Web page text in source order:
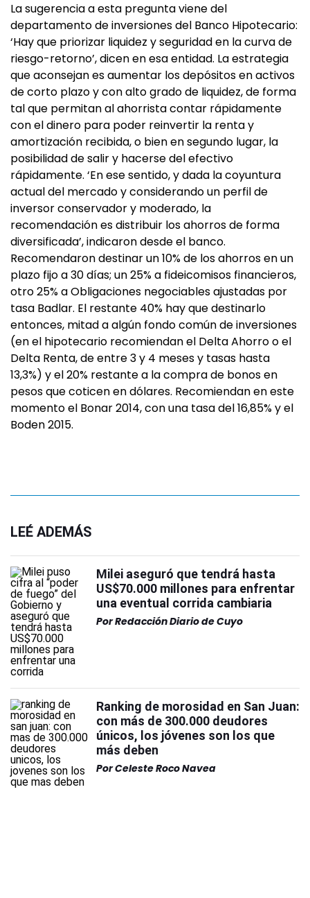
La sugerencia a esta pregunta viene del
departamento de inversiones del Banco Hipotecario:
‘Hay que priorizar liquidez y seguridad en la curva de
riesgo-retorno’, dicen en esa entidad. La estrategia
que aconsejan es aumentar los depósitos en activos
de corto plazo y con alto grado de liquidez, de forma
tal que permitan al ahorrista contar rápidamente
con el dinero para poder reinvertir la renta y
amortización recibida, o bien en segundo lugar, la
posibilidad de salir y hacerse del efectivo
rápidamente. ‘En ese sentido, y dada la coyuntura
actual del mercado y considerando un perfil de
inversor conservador y moderado, la
recomendación es distribuir los ahorros de forma
diversificada’, indicaron desde el banco.
Recomendaron destinar un 10% de los ahorros en un
plazo fijo a 30 días; un 25% a fideicomisos financieros,
otro 25% a Obligaciones negociables ajustadas por
tasa Badlar. El restante 40% hay que destinarlo
entonces, mitad a algún fondo común de inversiones
(en el hipotecario recomiendan el Delta Ahorro o el
Delta Renta, de entre 3 y 4 meses y tasas hasta
13,3%) y el 20% restante a la compra de bonos en
pesos que coticen en dólares. Recomiendan en este
momento el Bonar 2014, con una tasa del 16,85% y el
Boden 2015.
LEÉ ADEMÁS
Milei aseguró que tendrá hasta
US$70.000 millones para enfrentar
una eventual corrida cambiaria
PorRedacción Diario de Cuyo
Ranking de morosidad en San Juan:
con más de 300.000 deudores
únicos, los jóvenes son los que
más deben
PorCeleste Roco Navea